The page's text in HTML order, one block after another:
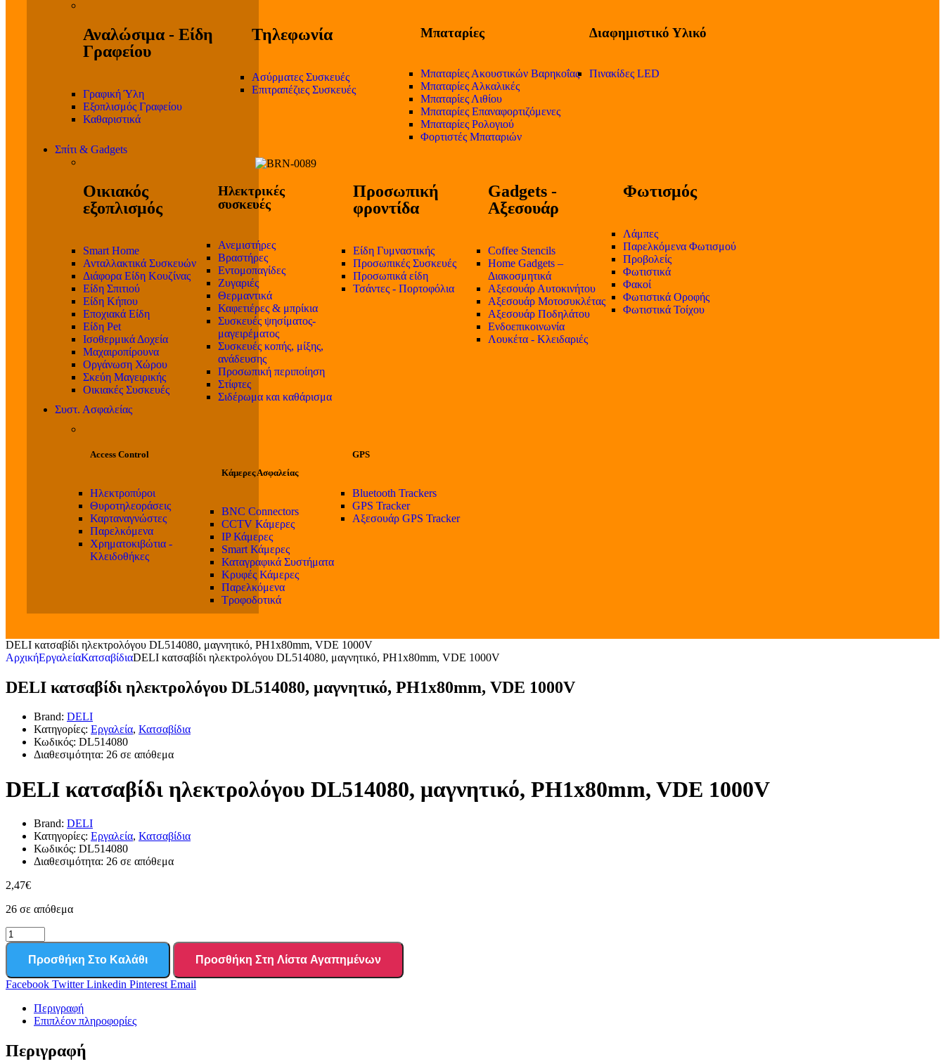
Αναλώσιμα - Είδη
Γραφείου
Γραφική Ύλη
Εξοπλισμός Γραφείου
Καθαριστικά
Τηλεφωνία
Ασύρματες Συσκευές
Επιτραπέζιες Συσκευές
Μπαταρίες
Μπαταρίες Ακουστικών Βαρηκοΐας
Μπαταρίες Αλκαλικές
Μπαταρίες Λιθίου
Μπαταρίες Επαναφορτιζόμενες
Μπαταρίες Ρολογιού
Φορτιστές Μπαταριών
Διαφημιστικό Υλικό
Πινακίδες LED
Σπίτι & Gadgets
Οικιακός
εξοπλισμός
Smart Home
Ανταλλακτικά Συσκευών
Διάφορα Είδη Κουζίνας
Είδη Σπιτιού
Είδη Κήπου
Εποχιακά Είδη
Είδη Pet
Ισοθερμικά Δοχεία
Μαχαιροπίρουνα
Οργάνωση Χώρου
Σκεύη Μαγειρικής
Οικιακές Συσκευές
Ηλεκτρικές
συσκευές
Ανεμιστήρες
Βραστήρες
Εντομοπαγίδες
Ζυγαριές
Θερμαντικά
Καφετιέρες & μπρίκια
Συσκευές ψησίματος-
μαγειρέματος
Συσκευές κοπής, μίξης,
ανάδευσης
Προσωπική περιποίηση
Στίφτες
Σιδέρωμα και καθάρισμα
Προσωπική
φροντίδα
Είδη Γυμναστικής
Προσωπικές Συσκευές
Προσωπικά είδη
Τσάντες - Πορτοφόλια
Gadgets -
Αξεσουάρ
Coffee Stencils
Home Gadgets –
Διακοσμητικά
Αξεσουάρ Αυτοκινήτου
Αξεσουάρ Μοτοσυκλέτας
Αξεσουάρ Ποδηλάτου
Ενδοεπικοινωνία
Λουκέτα - Κλειδαριές
Φωτισμός
Λάμπες
Παρελκόμενα Φωτισμού
Προβολείς
Φωτιστικά
Φακοί
Φωτιστικά Οροφής
Φωτιστικά Τοίχου
Συστ. Ασφαλείας
Access Control
Ηλεκτροπύροι
Θυροτηλεοράσεις
Καρταναγνώστες
Παρελκόμενα
Χρηματοκιβώτια -
Κλειδοθήκες
Κάμερες Ασφαλείας
BNC Connectors
CCTV Κάμερες
IP Κάμερες
Smart Κάμερες
Καταγραφικά Συστήματα
Κρυφές Κάμερες
Παρελκόμενα
Τροφοδοτικά
GPS
Bluetooth Trackers
GPS Tracker
Αξεσουάρ GPS Tracker
DELI κατσαβίδι ηλεκτρολόγου DL514080, μαγνητικό, PH1x80mm, VDE 1000V
ΑρχικήΕργαλείαΚατσαβίδιαDELI κατσαβίδι ηλεκτρολόγου DL514080, μαγνητικό, PH1x80mm, VDE 1000V
DELI κατσαβίδι ηλεκτρολόγου DL514080, μαγνητικό, PH1x80mm, VDE 1000V
Brand: DELI
Κατηγορίες: Εργαλεία, Κατσαβίδια
Κωδικός: DL514080
Διαθεσιμότητα: 26 σε απόθεμα
DELI κατσαβίδι ηλεκτρολόγου DL514080, μαγνητικό, PH1x80mm, VDE 1000V
Brand: DELI
Κατηγορίες: Εργαλεία, Κατσαβίδια
Κωδικός: DL514080
Διαθεσιμότητα: 26 σε απόθεμα
2,47€
26 σε απόθεμα
Προσθήκη Στο Καλάθι Προσθήκη Στη Λίστα Αγαπημένων
Facebook Twitter Linkedin Pinterest Email
Περιγραφή
Επιπλέον πληροφορίες
Περιγραφή